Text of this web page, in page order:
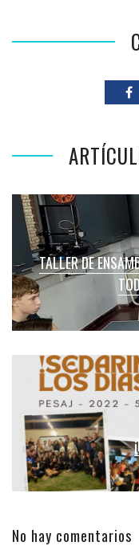
TALLER DE
No hay comentarios